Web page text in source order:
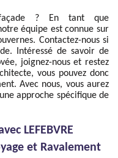
? En tant que
équipe est connue sur
Contactez-nous si
Intéressé de savoir de
joignez-nous et restez
vous pouvez donc
Avec nous, vous aurez
approche spécifique de
LEFEBVRE
et Ravalement